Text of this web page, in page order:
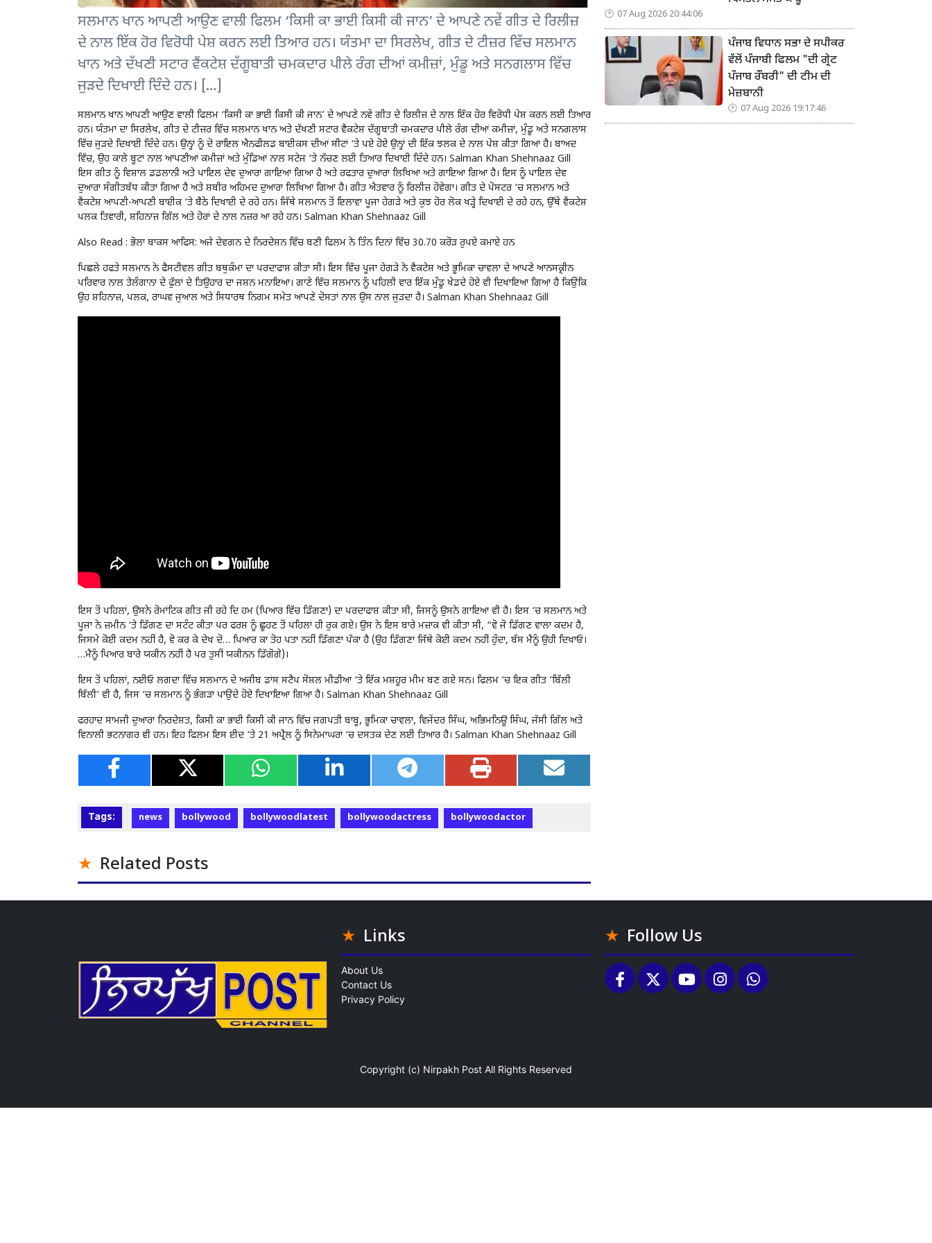
ਸਲਮਾਨ ਖਾਨ ਆਪਣੀ ਆਉਣ ਵਾਲੀ ਫਿਲਮ ‘ਕਿਸੀ ਕਾ ਭਾਈ ਕਿਸੀ ਕੀ ਜਾਨ’ ਦੇ ਆਪਣੇ ਨਵੇਂ ਗੀਤ ਦੇ ਰਿਲੀਜ਼
ਦੇ ਨਾਲ ਇੱਕ ਹੋਰ ਵਿਰੋਧੀ ਪੇਸ਼ ਕਰਨ ਲਈ ਤਿਆਰ ਹਨ। ਯੰਤਮਾ ਦਾ ਸਿਰਲੇਖ, ਗੀਤ ਦੇ ਟੀਜ਼ਰ ਵਿੱਚ ਸਲਮਾਨ
ਖਾਨ ਅਤੇ ਦੱਖਣੀ ਸਟਾਰ ਵੈਂਕਟੇਸ਼ ਦੱਗੂਬਾਤੀ ਚਮਕਦਾਰ ਪੀਲੇ ਰੰਗ ਦੀਆਂ ਕਮੀਜ਼ਾਂ, ਮੁੰਡੂ ਅਤੇ ਸਨਗਲਾਸ ਵਿੱਚ
ਜੁੜਦੇ ਦਿਖਾਈ ਦਿੰਦੇ ਹਨ। […]
ਸਲਮਾਨ ਖਾਨ ਆਪਣੀ ਆਉਣ ਵਾਲੀ ਫਿਲਮ ‘ਕਿਸੀ ਕਾ ਭਾਈ ਕਿਸੀ ਕੀ ਜਾਨ’ ਦੇ ਆਪਣੇ ਨਵੇਂ ਗੀਤ ਦੇ ਰਿਲੀਜ਼ ਦੇ ਨਾਲ ਇੱਕ ਹੋਰ ਵਿਰੋਧੀ ਪੇਸ਼ ਕਰਨ ਲਈ ਤਿਆਰ
ਹਨ। ਯੰਤਮਾ ਦਾ ਸਿਰਲੇਖ, ਗੀਤ ਦੇ ਟੀਜ਼ਰ ਵਿੱਚ ਸਲਮਾਨ ਖਾਨ ਅਤੇ ਦੱਖਣੀ ਸਟਾਰ ਵੈਂਕਟੇਸ਼ ਦੱਗੂਬਾਤੀ ਚਮਕਦਾਰ ਪੀਲੇ ਰੰਗ ਦੀਆਂ ਕਮੀਜ਼ਾਂ, ਮੁੰਡੂ ਅਤੇ ਸਨਗਲਾਸ
ਵਿੱਚ ਜੁੜਦੇ ਦਿਖਾਈ ਦਿੰਦੇ ਹਨ। ਉਨ੍ਹਾਂ ਨੂੰ ਦੋ ਰਾਇਲ ਐਨਫੀਲਡ ਬਾਈਕਸ ਦੀਆਂ ਸੀਟਾਂ ‘ਤੇ ਪਏ ਹੋਏ ਉਨ੍ਹਾਂ ਦੀ ਇੱਕ ਝਲਕ ਦੇ ਨਾਲ ਪੇਸ਼ ਕੀਤਾ ਗਿਆ ਹੈ। ਬਾਅਦ
ਵਿੱਚ, ਉਹ ਕਾਲੇ ਬੂਟਾਂ ਨਾਲ ਆਪਣੀਆਂ ਕਮੀਜ਼ਾਂ ਅਤੇ ਮੁੰਡਿਆਂ ਨਾਲ ਸਟੇਜ ‘ਤੇ ਨੱਚਣ ਲਈ ਤਿਆਰ ਦਿਖਾਈ ਦਿੰਦੇ ਹਨ। Salman Khan Shehnaaz Gill
ਇਸ ਗੀਤ ਨੂੰ ਵਿਸ਼ਾਲ ਡਡਲਾਨੀ ਅਤੇ ਪਾਇਲ ਦੇਵ ਦੁਆਰਾ ਗਾਇਆ ਗਿਆ ਹੈ ਅਤੇ ਰਫਤਾਰ ਦੁਆਰਾ ਲਿਖਿਆ ਅਤੇ ਗਾਇਆ ਗਿਆ ਹੈ। ਇਸ ਨੂੰ ਪਾਇਲ ਦੇਵ
ਦੁਆਰਾ ਸੰਗੀਤਬੱਧ ਕੀਤਾ ਗਿਆ ਹੈ ਅਤੇ ਸ਼ਬੀਰ ਅਹਿਮਦ ਦੁਆਰਾ ਲਿਖਿਆ ਗਿਆ ਹੈ। ਗੀਤ ਐਤਵਾਰ ਨੂੰ ਰਿਲੀਜ਼ ਹੋਵੇਗਾ। ਗੀਤ ਦੇ ਪੋਸਟਰ ‘ਚ ਸਲਮਾਨ ਅਤੇ
ਵੈਂਕਟੇਸ਼ ਆਪਣੀ-ਆਪਣੀ ਬਾਈਕ ‘ਤੇ ਬੈਠੇ ਦਿਖਾਈ ਦੇ ਰਹੇ ਹਨ। ਜਿੱਥੇ ਸਲਮਾਨ ਤੋਂ ਇਲਾਵਾ ਪੂਜਾ ਹੇਗੜੇ ਅਤੇ ਕੁਝ ਹੋਰ ਲੋਕ ਖੜ੍ਹੇ ਦਿਖਾਈ ਦੇ ਰਹੇ ਹਨ, ਉੱਥੇ ਵੈਂਕਟੇਸ਼
ਪਲਕ ਤਿਵਾਰੀ, ਸ਼ਹਿਨਾਜ਼ ਗਿੱਲ ਅਤੇ ਹੋਰਾਂ ਦੇ ਨਾਲ ਨਜ਼ਰ ਆ ਰਹੇ ਹਨ। Salman Khan Shehnaaz Gill
Also Read : ਭੋਲਾ ਬਾਕਸ ਆਫਿਸ: ਅਜੇ ਦੇਵਗਨ ਦੇ ਨਿਰਦੇਸ਼ਨ ਵਿੱਚ ਬਣੀ ਫਿਲਮ ਨੇ ਤਿੰਨ ਦਿਨਾਂ ਵਿੱਚ 30.70 ਕਰੋੜ ਰੁਪਏ ਕਮਾਏ ਹਨ
ਪਿਛਲੇ ਹਫਤੇ ਸਲਮਾਨ ਨੇ ਫੈਸਟੀਵਲ ਗੀਤ ਬਥੁਕੰਮਾ ਦਾ ਪਰਦਾਫਾਸ਼ ਕੀਤਾ ਸੀ। ਇਸ ਵਿੱਚ ਪੂਜਾ ਹੇਗੜੇ ਨੇ ਵੈਂਕਟੇਸ਼ ਅਤੇ ਭੂਮਿਕਾ ਚਾਵਲਾ ਦੇ ਆਪਣੇ ਆਨਸਕ੍ਰੀਨ
ਪਰਿਵਾਰ ਨਾਲ ਤੇਲੰਗਾਨਾ ਦੇ ਫੁੱਲਾਂ ਦੇ ਤਿਉਹਾਰ ਦਾ ਜਸ਼ਨ ਮਨਾਇਆ। ਗਾਣੇ ਵਿੱਚ ਸਲਮਾਨ ਨੂੰ ਪਹਿਲੀ ਵਾਰ ਇੱਕ ਮੁੰਡੂ ਖੇਡਦੇ ਹੋਏ ਵੀ ਦਿਖਾਇਆ ਗਿਆ ਹੈ ਕਿਉਂਕਿ
ਉਹ ਸ਼ਹਿਨਾਜ਼, ਪਲਕ, ਰਾਘਵ ਜੁਆਲ ਅਤੇ ਸਿਧਾਰਥ ਨਿਗਮ ਸਮੇਤ ਆਪਣੇ ਦੋਸਤਾਂ ਨਾਲ ਉਸ ਨਾਲ ਜੁੜਦਾ ਹੈ। Salman Khan Shehnaaz Gill
ਇਸ ਤੋਂ ਪਹਿਲਾਂ, ਉਸਨੇ ਰੋਮਾਂਟਿਕ ਗੀਤ ਜੀ ਰਹੇ ਦਿ ਹਮ (ਪਿਆਰ ਵਿੱਚ ਡਿੱਗਣਾ) ਦਾ ਪਰਦਾਫਾਸ਼ ਕੀਤਾ ਸੀ, ਜਿਸਨੂੰ ਉਸਨੇ ਗਾਇਆ ਵੀ ਹੈ। ਇਸ ‘ਚ ਸਲਮਾਨ ਅਤੇ
ਪੂਜਾ ਨੇ ਜ਼ਮੀਨ ‘ਤੇ ਡਿੱਗਣ ਦਾ ਸਟੰਟ ਕੀਤਾ ਪਰ ਫਰਸ਼ ਨੂੰ ਛੂਹਣ ਤੋਂ ਪਹਿਲਾਂ ਹੀ ਰੁਕ ਗਏ। ਉਸ ਨੇ ਇਸ ਬਾਰੇ ਮਜ਼ਾਕ ਵੀ ਕੀਤਾ ਸੀ, “ਵੋ ਜੋ ਡਿੱਗਣ ਵਾਲਾ ਕਦਮ ਹੈ,
ਜਿਸਮੇ ਕੋਈ ਕਦਮ ਨਹੀਂ ਹੈ, ਵੋ ਕਰ ਕੇ ਦੇਖ ਦੋ… ਪਿਆਰ ਕਾ ਤੋਹ ਪਤਾ ਨਹੀਂ ਡਿੱਗਣਾ ਪੱਕਾ ਹੈ (ਉਹ ਡਿੱਗਣਾ ਜਿੱਥੇ ਕੋਈ ਕਦਮ ਨਹੀਂ ਹੁੰਦਾ, ਬੱਸ ਮੈਨੂੰ ਉਹੀ ਦਿਖਾਓ।
…ਮੈਨੂੰ ਪਿਆਰ ਬਾਰੇ ਯਕੀਨ ਨਹੀਂ ਹੈ ਪਰ ਤੁਸੀਂ ਯਕੀਨਨ ਡਿੱਗੋਗੇ)।
ਇਸ ਤੋਂ ਪਹਿਲਾਂ, ਨਈਓ ਲਗਦਾ ਵਿੱਚ ਸਲਮਾਨ ਦੇ ਅਜੀਬ ਡਾਂਸ ਸਟੈਪ ਸੋਸ਼ਲ ਮੀਡੀਆ ‘ਤੇ ਇੱਕ ਮਸ਼ਹੂਰ ਮੀਮ ਬਣ ਗਏ ਸਨ। ਫਿਲਮ ‘ਚ ਇਕ ਗੀਤ ‘ਬਿੱਲੀ
ਬਿੱਲੀ’ ਵੀ ਹੈ, ਜਿਸ ‘ਚ ਸਲਮਾਨ ਨੂੰ ਭੰਗੜਾ ਪਾਉਂਦੇ ਹੋਏ ਦਿਖਾਇਆ ਗਿਆ ਹੈ। Salman Khan Shehnaaz Gill
ਫਰਹਾਦ ਸਾਮਜੀ ਦੁਆਰਾ ਨਿਰਦੇਸ਼ਤ, ਕਿਸੀ ਕਾ ਭਾਈ ਕਿਸੀ ਕੀ ਜਾਨ ਵਿੱਚ ਜਗਪਤੀ ਬਾਬੂ, ਭੂਮਿਕਾ ਚਾਵਲਾ, ਵਿਜੇਂਦਰ ਸਿੰਘ, ਅਭਿਮਨਿਊ ਸਿੰਘ, ਜੱਸੀ ਗਿੱਲ ਅਤੇ
ਵਿਨਾਲੀ ਭਟਨਾਗਰ ਵੀ ਹਨ। ਇਹ ਫਿਲਮ ਇਸ ਈਦ ‘ਤੇ 21 ਅਪ੍ਰੈਲ ਨੂੰ ਸਿਨੇਮਾਘਰਾਂ ‘ਚ ਦਸਤਕ ਦੇਣ ਲਈ ਤਿਆਰ ਹੈ। Salman Khan Shehnaaz Gill
Tags: news bollywood bollywoodlatest bollywoodactress bollywoodactor
Related Posts
07 Aug 2026 20:44:06
ਪੰਜਾਬ ਵਿਧਾਨ ਸਭਾ ਦੇ ਸਪੀਕਰ
ਵੱਲੋਂ ਪੰਜਾਬੀ ਫਿਲਮ "ਦੀ ਗ੍ਰੇਟ
ਪੰਜਾਬ ਰੌਬਰੀ" ਦੀ ਟੀਮ ਦੀ
ਮੇਜ਼ਬਾਨੀ
07 Aug 2026 19:17:46
Links
About Us
Contact Us
Privacy Policy
Follow Us
Copyright (c) Nirpakh Post All Rights Reserved